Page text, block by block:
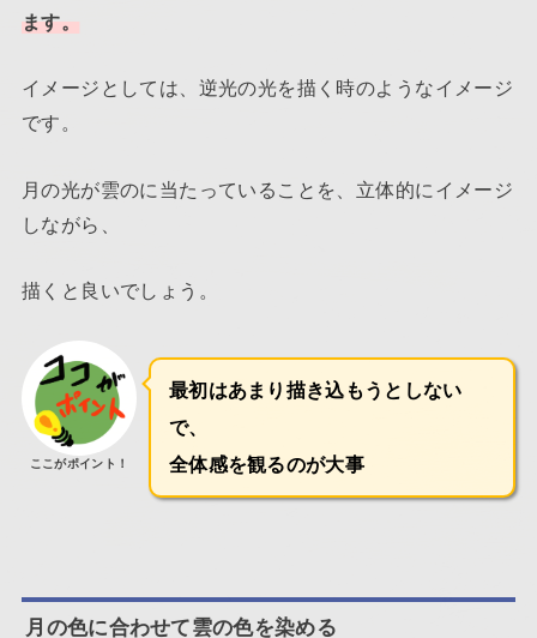
ます。
イメージとしては、逆光の光を描く時のようなイメージ
です。
月の光が雲のに当たっていることを、立体的にイメージ
しながら、
描くと良いでしょう。
ここがポイント！
最初はあまり描き込もうとしない
で、
全体感を観るのが大事
月の色に合わせて雲の色を染める